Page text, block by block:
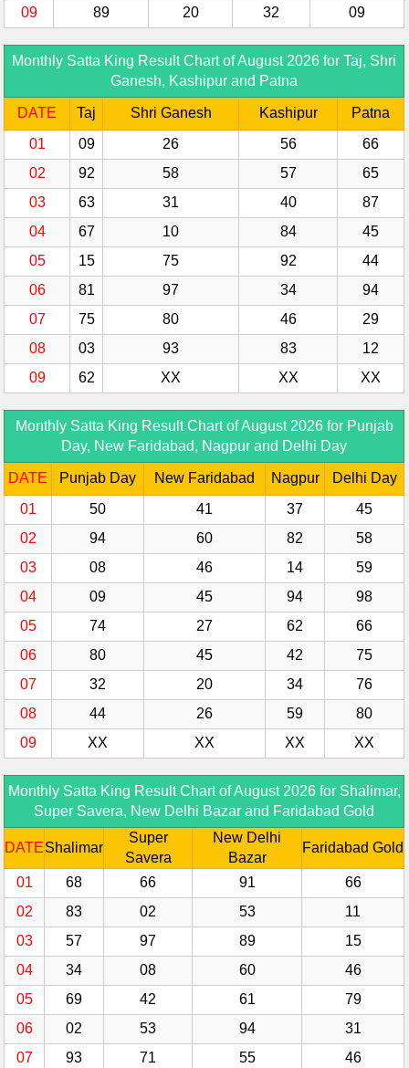
09
89 20 32 09
Monthly Satta King Result Chart of August 2026 for Taj, Shri
Ganesh, Kashipur and Patna
DATE Taj Shri Ganesh Kashipur
Patna
01
09 26 56
66
02
92 58 57
65
03
63 31 40
87
04
67 10 84
45
05
15 75 92
44
06
81 97 34
94
07
75 80 46
29
08
03 93 83
12
09
62 XX XX XX
Monthly Satta King Result Chart of August 2026 for Punjab
Day, New Faridabad, Nagpur and Delhi Day
DATE Punjab Day New Faridabad Nagpur
Delhi Day
01
50 41 37
45
02
94 60 82
58
03
08 46 14
59
04
09 45 94
98
05
74 27 62
66
06
80 45 42
75
07
32 20 34
76
08
44 26 59
80
09
XX XX XX XX
Monthly Satta King Result Chart of August 2026 for Shalimar,
Super Savera, New Delhi Bazar and Faridabad Gold
DATEShalimar
Super
Savera
New Delhi
Bazar
Faridabad Gold
01 68 66 91
66
02
83 02 53
11
03
57 97 89
15
04
34 08 60
46
05
69 42 61
79
06
02 53 94
31
07
93 71 55 46